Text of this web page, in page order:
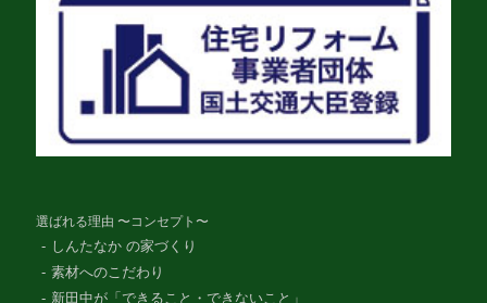
選ばれる理由 〜コンセプト〜
しんたなか の家づくり
素材へのこだわり
新田中が「できること・できないこと」